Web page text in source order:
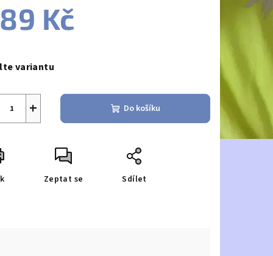
Kč
variantu
+ Do košíku
Zeptat se Sdílet